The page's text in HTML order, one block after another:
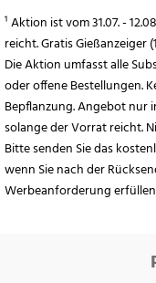
¹ Aktion ist vom 31.07. -
reicht. Gratis Gießanzeiger
Die Aktion umfasst alle
oder offene Bestellungen.
Bepflanzung. Angebot nur
solange der Vorrat reicht.
Bitte senden Sie das
wenn Sie nach der
Werbeanforderung